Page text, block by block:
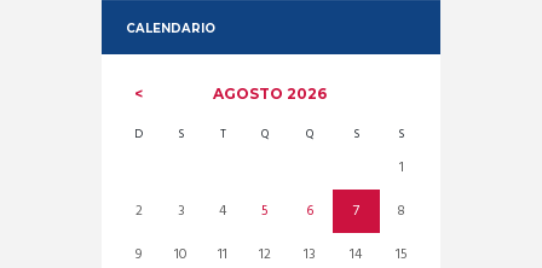
CALENDARIO
AGOSTO2026
D S T Q Q S S
1
2
3 4 5 6 7
8
9
10 11 12 13 14
15